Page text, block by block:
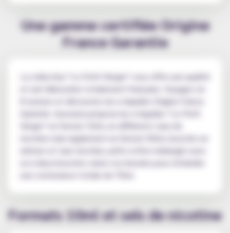
Une gamme certifiée Origine
France Garantie
La collection "Le Petit Verger" vous offre une qualité
et une fabrication totalement française. Voyagez en
8 saveurs et découvrez les e-liquides Origine France
Garantie. Savourea propose les e-liquides "Le Petit
Verger" en format 10ml, en différents taux de
nicotine mais également en format 50ml, boostés en
arômes et sans nicotine, prêts à être mélangés avec
Formats 10ml et sels de nicotine